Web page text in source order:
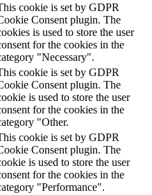
cookie is set by GDPR
Consent plugin. The
is used to store the user
for the cookies in the
"Necessary".
cookie is set by GDPR
Consent plugin. The
is used to store the user
for the cookies in the
"Other.
cookie is set by GDPR
Consent plugin. The
is used to store the user
for the cookies in the
"Performance".